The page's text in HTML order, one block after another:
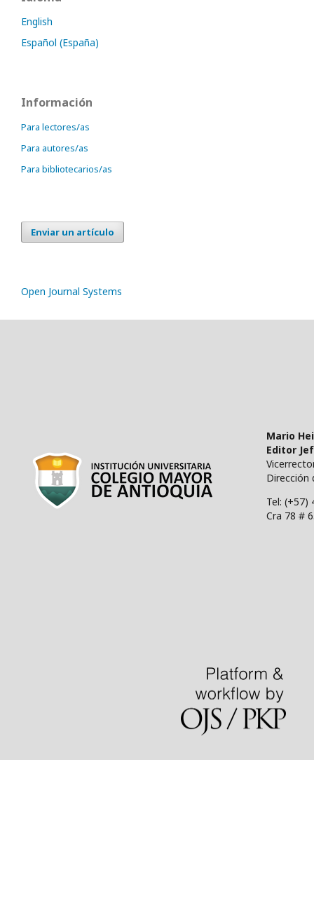
English
Español (España)
Información
Para lectores/as
Para autores/as
Para bibliotecarios/as
Enviar un artículo
Open Journal Systems
Mario
Editor
Dirección
Tel: (+57)
Cra 78 #